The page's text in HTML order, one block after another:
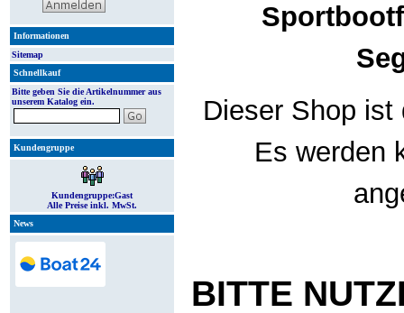
Informationen
Sitemap
Schnellkauf
Bitte geben Sie die Artikelnummer aus
unserem Katalog ein.
Kundengruppe
Kundengruppe:Gast
Alle Preise inkl. MwSt.
News
Dieser Shop
Es werden
BITTE